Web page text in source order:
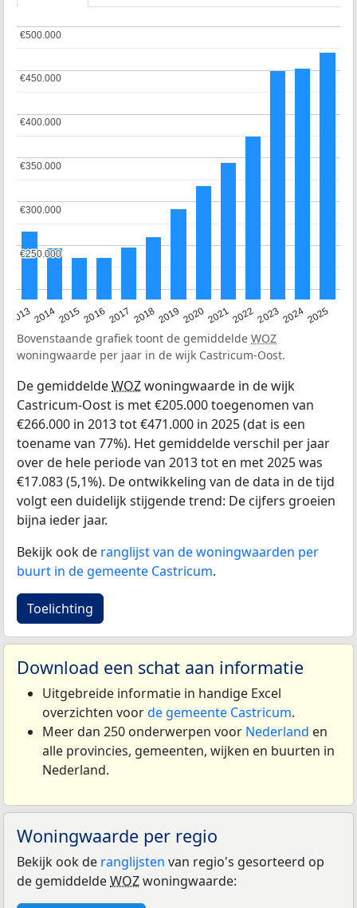
20132014201520162017 20182019 202020212022202320242025
€250.000
€250.000
€300.000
€300.000
€350.000
€350.000
€400.000
€400.000
€450.000
€450.000
€500.000
€500.000
Bovenstaande grafiek toont de gemiddelde WOZ
woningwaarde per jaar in de wijk Castricum-Oost.
De gemiddeldeWOZwoningwaarde in de wijk
Castricum-Oost is met €205.000 toegenomen van
€266.000 in 2013 tot €471.000 in 2025 (dat is een
toename van 77%). Het gemiddelde verschil per jaar
over de hele periode van 2013 tot en met 2025 was
€17.083 (5,1%). De ontwikkeling van de data in de tijd
volgt een duidelijk stijgende trend: De cijfers groeien
bijna ieder jaar.
Bekijk ook de ranglijst van de woningwaarden per
buurt in de gemeente Castricum.
Toelichting
Download een schat aan informatie
Uitgebreide informatie in handige Excel
overzichten voorde gemeente Castricum.
Meer dan 250 onderwerpen voor Nederland en
alle provincies, gemeenten, wijken en buurten in
Nederland.
Woningwaarde per regio
Bekijk ook de ranglijsten van regio's gesorteerd op
de gemiddeldeWOZwoningwaarde: